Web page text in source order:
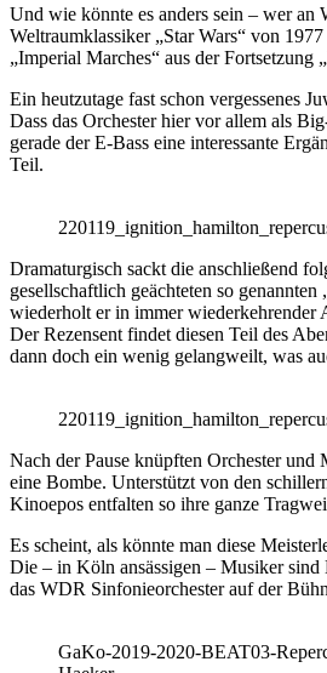
Und wie könnte es anders sein – wer an
Weltraumklassiker „Star Wars“ von
„Imperial Marches“ aus der
Ein heutzutage fast schon vergessenes
Dass das Orchester hier vor allem als
gerade der E-Bass eine interessante
Teil.
Dramaturgisch sackt die anschließend
gesellschaftlich geächteten so
wiederholt er in immer wiederkehrender
Der Rezensent findet diesen Teil des
dann doch ein wenig gelangweilt, was
Nach der Pause knüpften Orchester
eine Bombe. Unterstützt von den
Kinoepos entfalten so ihre ganze
Es scheint, als könnte man diese
Die – in Köln ansässigen – Musiker sind
das WDR Sinfonieorchester auf der
GaKo-2019-2020-BEAT03-